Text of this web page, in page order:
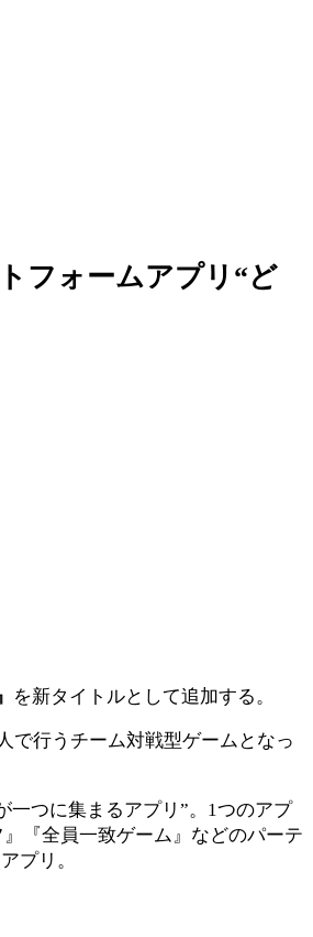
フォームアプリ“ど
を新タイトルとして追加する。
で行うチーム対戦型ゲームとなっ
一つに集まるアプリ”。1つのアプ
『全員一致ゲーム』などのパーテ
プリ。